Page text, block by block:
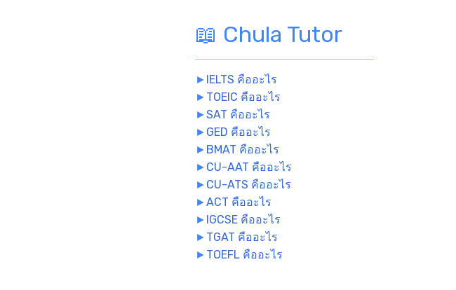
📖 Chula Tutor
► IELTS คืออะไร
► TOEIC คืออะไร
►SAT คืออะไร
► GED คืออะไร
► BMAT คืออะไร
► CU-AAT คืออะไร
► CU-ATS คืออะไร
►ACT คืออะไร
► IGCSE คืออะไร
► TGAT คืออะไร
► TOEFL คืออะไร